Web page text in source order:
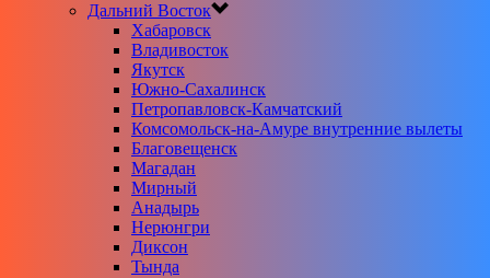
Дальний Восток
Хабаровск
Владивосток
Якутск
Южно-Сахалинск
Петропавловск-Камчатский
Комсомольск-на-Амуре внутренние вылеты
Благовещенск
Магадан
Мирный
Анадырь
Нерюнгри
Диксон
Тында